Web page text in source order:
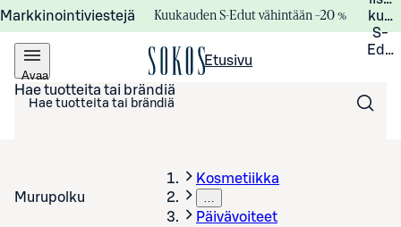
Markkinointiviestejä Kuukauden S-Edut vähintään –20 %
S-
Avaa
valikko
Etusivu
Hae tuotteita tai brändiä
Murupolku
Kosmetiikka
…
Päivävoiteet